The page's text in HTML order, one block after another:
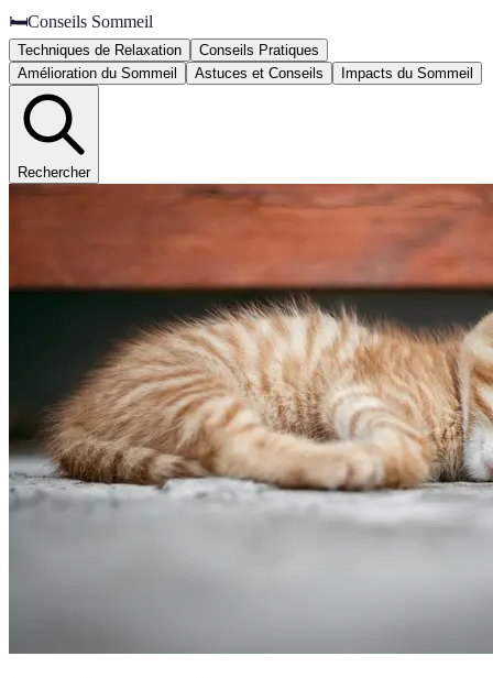
🛏️Conseils Sommeil
Techniques de Relaxation
Conseils Pratiques
Amélioration du Sommeil
Astuces et Conseils Impacts du Sommeil
Rechercher